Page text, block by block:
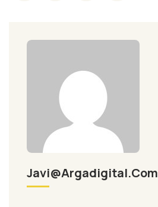
Javi@argadigital.com